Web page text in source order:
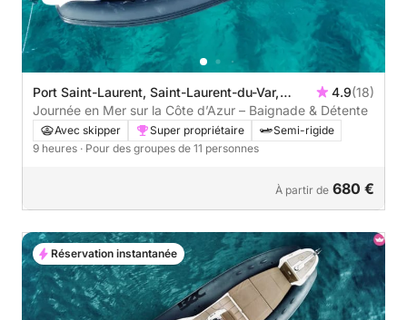
Port Saint-Laurent, Saint-Laurent-du-Var,
France
4.9(18)
Journée en Mer sur la Côte d’Azur – Baignade & Détente
Avec skipper Super propriétaire
Semi-rigide
9 heures · Pour des groupes de 11 personnes
À partir de 680 €
Réservation instantanée